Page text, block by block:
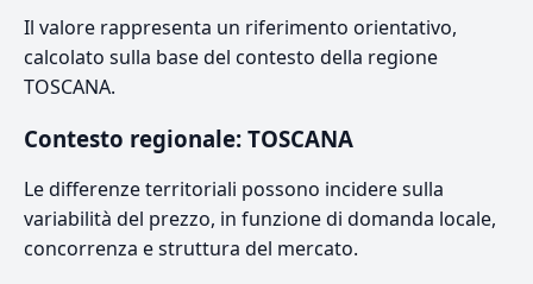
Il valore rappresenta un riferimento orientativo,
calcolato sulla base del contesto della regione
TOSCANA.
Contesto regionale: TOSCANA
Le differenze territoriali possono incidere sulla
variabilità del prezzo, in funzione di domanda locale,
concorrenza e struttura del mercato.